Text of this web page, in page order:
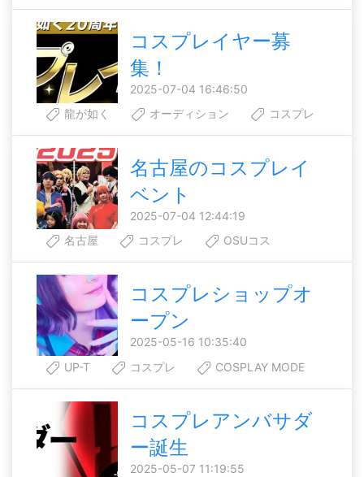
コスプレイヤー募
集！
2025-07-04 16:46:50
龍が如く
オーディション コスプレ
名古屋のコスプレイ
ベント
2025-07-04 12:44:19
名古屋
コスプレ OSUコス
コスプレショップオ
ープン
2025-05-16 10:35:40
UP-T
コスプレ COSPLAY MODE
コスプレアンバサダ
ー誕生
2025-05-07 11:19:55